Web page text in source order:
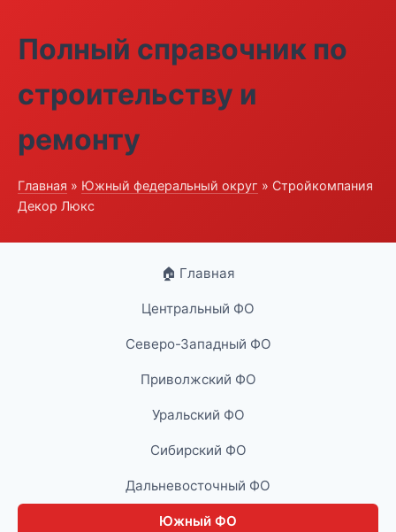
Полный справочник по
строительству и
ремонту
Главная » Южный федеральный округ » Стройкомпания
Декор Люкс
🏠 Главная
Центральный ФО
Северо-Западный ФО
Приволжский ФО
Уральский ФО
Сибирский ФО
Дальневосточный ФО
Южный ФО